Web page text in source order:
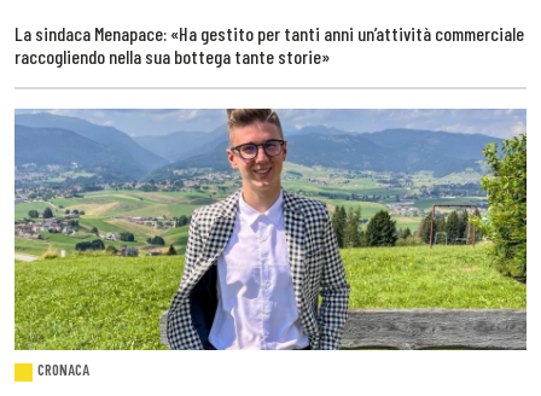
La sindaca Menapace: «Ha gestito per tanti anni un’attività commerciale
raccogliendo nella sua bottega tante storie»
CRONACA